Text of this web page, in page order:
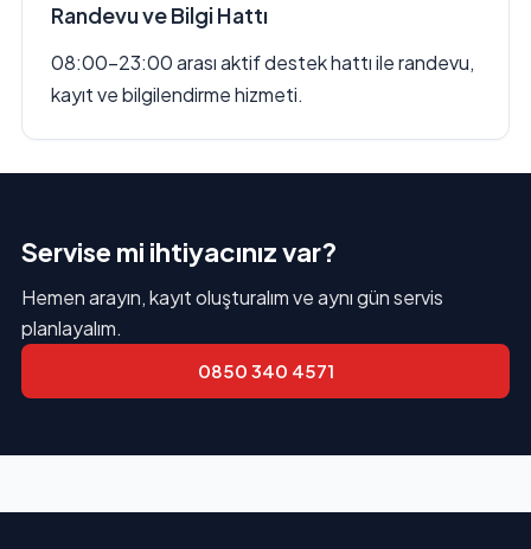
Randevu ve Bilgi Hattı
08:00–23:00 arası aktif destek hattı ile randevu,
kayıt ve bilgilendirme hizmeti.
Servise mi ihtiyacınız var?
Hemen arayın, kayıt oluşturalım ve aynı gün servis
planlayalım.
0850 340 4571